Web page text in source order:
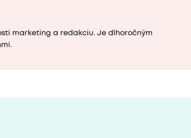
marketing a redakciu. Je dlhoročným